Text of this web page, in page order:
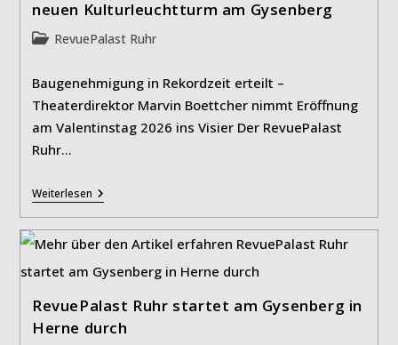
neuen Kulturleuchtturm am Gysenberg
Beitrags-
RevuePalast Ruhr
Baugenehmigung in Rekordzeit erteilt –
Theaterdirektor Marvin Boettcher nimmt Eröffnung
am Valentinstag 2026 ins Visier Der RevuePalast
Ruhr…
WeiterlesenRevuePalast
Ruhr:
OB
Gibt
Grünes
Licht
Für
Kulturleuchtturm
Am
Gysenberg
RevuePalast Ruhr startet am Gysenberg in
Herne durch